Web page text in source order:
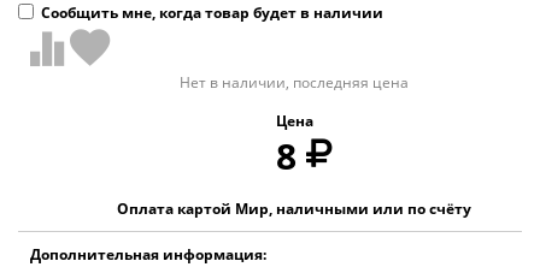
Сообщить мне, когда товар будет в наличии
Нет в наличии, последняя цена
Цена
8
Оплата картой Мир, наличными или по счёту
Дополнительная информация: